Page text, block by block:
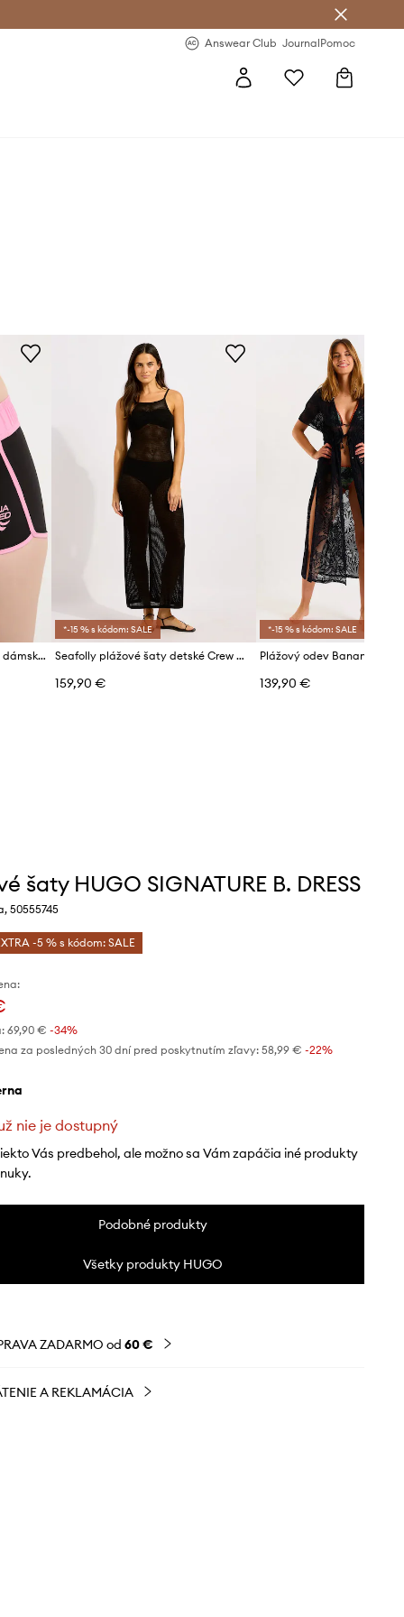
Answear Club JournalPomoc
Aqua Speed plavecké šortky dámske
*-15 % s kódom: SALE
Seafolly plážové šaty detské Crew Neck
159,90 €
*-15 % s kódom: SALE
139,90 €
šaty HUGO SIGNATURE B. DRESS
50555745
-5 % s kódom: SALE
69,90 € -34%
za posledných 30 dní pred poskytnutím zľavy: 58,99 € -22%
nie je dostupný
Vás predbehol, ale možno sa Vám zapáčia iné produkty
Podobné produkty
Všetky produkty HUGO
ZADARMO od 60 €
A REKLAMÁCIA